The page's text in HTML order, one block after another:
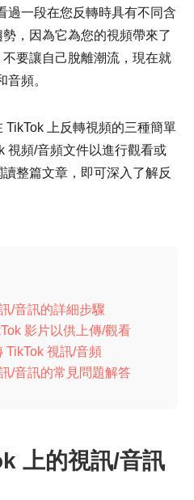
過一段在您反轉時具有不同含
，因為它為您的視頻帶來了
要讓自己脫離潮流，現在就
音頻。
上反轉視頻的三種簡單
視頻/音頻文件以進行觀看或
整篇文章，即可深入了解反
/音訊的詳細步驟
影片以供上傳/觀看
TikTok 視訊/音頻
/音訊的常見問題解答
上的視訊/音訊